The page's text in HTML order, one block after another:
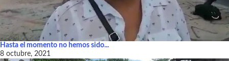
Hasta el momento no hemos sido...
8 octubre, 2021